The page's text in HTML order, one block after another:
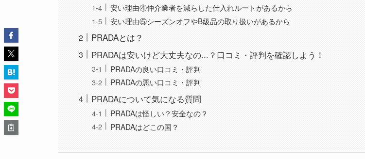
安い理由④仲介業者を減らした仕入れルートがあるから
安い理由⑤シーズンオフやB級品の取り扱いがあるから
PRADAとは？
PRADAは安いけど大丈夫なの...？口コミ・評判を確認しよう！
PRADAの良い口コミ・評判
PRADAの悪い口コミ・評判
PRADAについて気になる質問
PRADAは怪しい？安全なの？
PRADAはどこの国？